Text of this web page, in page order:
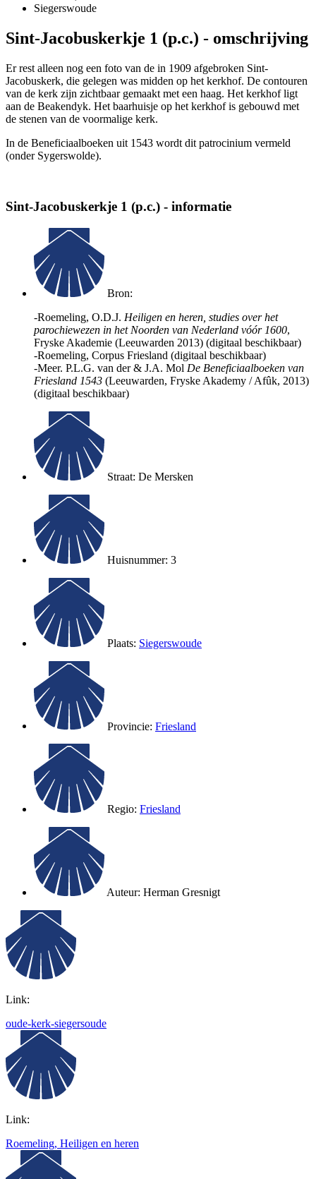
Siegerswoude
Sint-Jacobuskerkje 1 (p.c.) - omschrijving
Er rest alleen nog een foto van de in 1909 afgebroken Sint-
Jacobuskerk, die gelegen was midden op het kerkhof. De contouren
van de kerk zijn zichtbaar gemaakt met een haag. Het kerkhof ligt
aan de Beakendyk. Het baarhuisje op het kerkhof is gebouwd met
de stenen van de voormalige kerk.
In de Beneficiaalboeken uit 1543 wordt dit patrocinium vermeld
(onder Sygerswolde).
Sint-Jacobuskerkje 1 (p.c.) - informatie
Bron:
-Roemeling, O.D.J. Heiligen en heren, studies over het
parochiewezen in het Noorden van Nederland vóór 1600,
Fryske Akademie (Leeuwarden 2013) (digitaal beschikbaar)
-Roemeling, Corpus Friesland (digitaal beschikbaar)
-Meer. P.L.G. van der & J.A. Mol De Beneficiaalboeken van
Friesland 1543 (Leeuwarden, Fryske Akademy / Afûk, 2013)
(digitaal beschikbaar)
Straat: De Mersken
Huisnummer: 3
Plaats: Siegerswoude
Provincie: Friesland
Regio: Friesland
Auteur: Herman Gresnigt
Link:
oude-kerk-siegersoude
Link:
Roemeling, Heiligen en heren